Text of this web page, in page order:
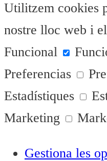
Utilitzem cookies
nostre lloc web i
Funcional
Preferencias
Estadístiques
Marketing
Gestiona les